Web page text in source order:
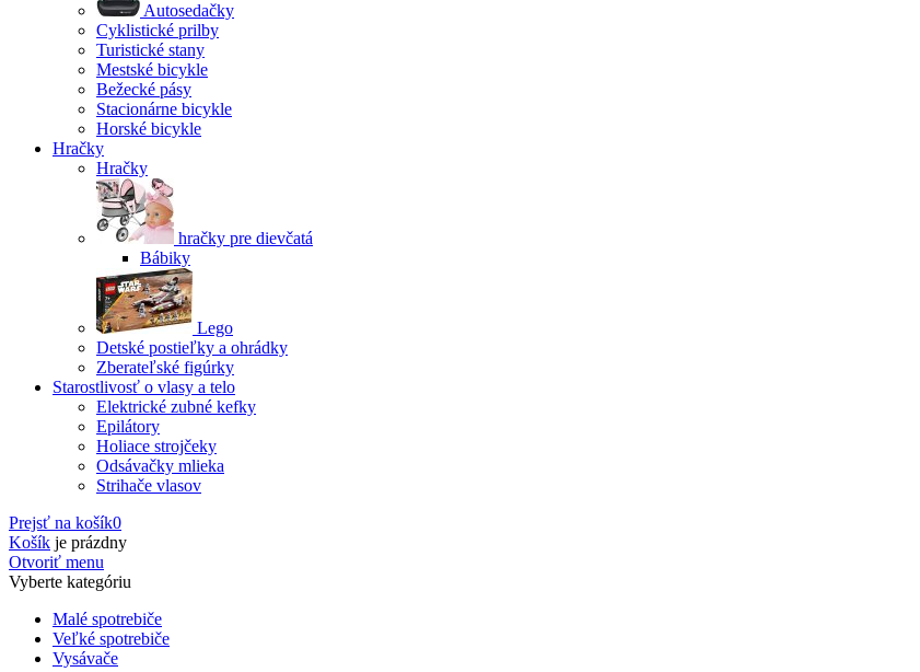
Autosedačky
Cyklistické prilby
Turistické stany
Mestské bicykle
Bežecké pásy
Stacionárne bicykle
Horské bicykle
Hračky
Hračky
hračky pre dievčatá
Bábiky
Lego
Detské postieľky a ohrádky
Zberateľské figúrky
Starostlivosť o vlasy a telo
Elektrické zubné kefky
Epilátory
Holiace strojčeky
Odsávačky mlieka
Strihače vlasov
Prejsť na košík0
Košík je prázdny
Otvoriť menu
Vyberte kategóriu
Malé spotrebiče
Veľké spotrebiče
Vysávače